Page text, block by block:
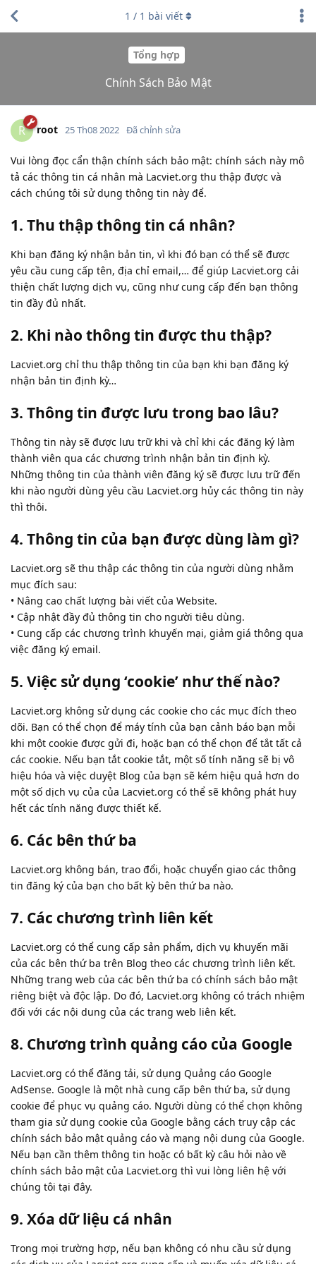
Tổng hợp
Chính Sách Bảo Mật
1 / 1 bài viết
R root 25 Th08 2022 Đã chỉnh sửa
Vui lòng đọc cẩn thận chính sách bảo mật: chính sách này mô
tả các thông tin cá nhân mà Lacviet.org thu thập được và
cách chúng tôi sử dụng thông tin này để.
1. Thu thập thông tin cá nhân?
Khi bạn đăng ký nhận bản tin, vì khi đó bạn có thể sẽ được
yêu cầu cung cấp tên, địa chỉ email,… để giúp Lacviet.org cải
thiện chất lượng dịch vụ, cũng như cung cấp đến bạn thông
tin đầy đủ nhất.
2. Khi nào thông tin được thu thập?
Lacviet.org chỉ thu thập thông tin của bạn khi bạn đăng ký
nhận bản tin định kỳ…
3. Thông tin được lưu trong bao lâu?
Thông tin này sẽ được lưu trữ khi và chỉ khi các đăng ký làm
thành viên qua các chương trình nhận bản tin định kỳ.
Những thông tin của thành viên đăng ký sẽ được lưu trữ đến
khi nào người dùng yêu cầu Lacviet.org hủy các thông tin này
thì thôi.
4. Thông tin của bạn được dùng làm gì?
Lacviet.org sẽ thu thập các thông tin của người dùng nhằm
mục đích sau:
• Nâng cao chất lượng bài viết của Website.
• Cập nhật đầy đủ thông tin cho người tiêu dùng.
• Cung cấp các chương trình khuyến mại, giảm giá thông qua
việc đăng ký email.
5. Việc sử dụng ‘cookie’ như thế nào?
Lacviet.org không sử dụng các cookie cho các mục đích theo
dõi. Bạn có thể chọn để máy tính của bạn cảnh báo bạn mỗi
khi một cookie được gửi đi, hoặc bạn có thể chọn để tắt tất cả
các cookie. Nếu bạn tắt cookie tắt, một số tính năng sẽ bị vô
hiệu hóa và việc duyệt Blog của bạn sẽ kém hiệu quả hơn do
một số dịch vụ của của Lacviet.org có thể sẽ không phát huy
hết các tính năng được thiết kế.
6. Các bên thứ ba
Lacviet.org không bán, trao đổi, hoặc chuyển giao các thông
tin đăng ký của bạn cho bất kỳ bên thứ ba nào.
7. Các chương trình liên kết
Lacviet.org có thể cung cấp sản phẩm, dịch vụ khuyến mãi
của các bên thứ ba trên Blog theo các chương trình liên kết.
Những trang web của các bên thứ ba có chính sách bảo mật
riêng biệt và độc lập. Do đó, Lacviet.org không có trách nhiệm
đối với các nội dung của các trang web liên kết.
8. Chương trình quảng cáo của Google
Lacviet.org có thể đăng tải, sử dụng Quảng cáo Google
AdSense. Google là một nhà cung cấp bên thứ ba, sử dụng
cookie để phục vụ quảng cáo. Người dùng có thể chọn không
tham gia sử dụng cookie của Google bằng cách truy cập các
chính sách bảo mật quảng cáo và mạng nội dung của Google.
Nếu bạn cần thêm thông tin hoặc có bất kỳ câu hỏi nào về
chính sách bảo mật của Lacviet.org thì vui lòng liên hệ với
chúng tôi tại đây.
9. Xóa dữ liệu cá nhân
Trong mọi trường hợp, nếu bạn không có nhu cầu sử dụng